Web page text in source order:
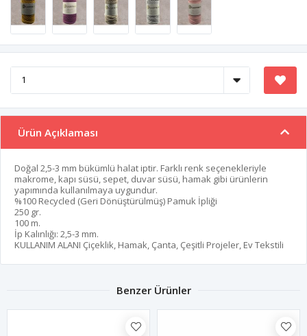
Ürün Açıklaması
Doğal 2,5-3 mm bükümlü halat iptir. Farklı renk seçenekleriyle
makrome, kapı süsü, sepet, duvar süsü, hamak gibi ürünlerin
yapımında kullanılmaya uygundur.
%100 Recycled (Geri Dönüştürülmüş) Pamuk İpliği
250 gr.
100 m.
İp Kalınlığı: 2,5-3 mm.
KULLANIM ALANI Çiçeklik, Hamak, Çanta, Çeşitli Projeler, Ev Tekstili
Benzer Ürünler